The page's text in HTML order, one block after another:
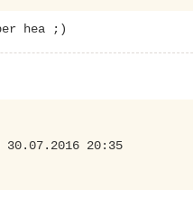
hea ;)
20:35